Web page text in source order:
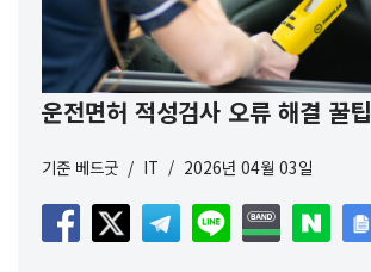
운전면허 적성검사 오류 해결 꿀팁
기준 베드굿 IT 2026년 04월 03일